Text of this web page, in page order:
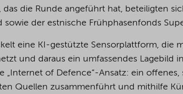
das die Runde angeführt hat, beteiligten
sowie der estnische Frühphasenfonds
eine KI-gestützte Sensorplattform, die
und daraus ein umfassendes Lagebild
„Internet of Defence“-Ansatz: ein offenes,
Quellen zusammenführt und mithilfe